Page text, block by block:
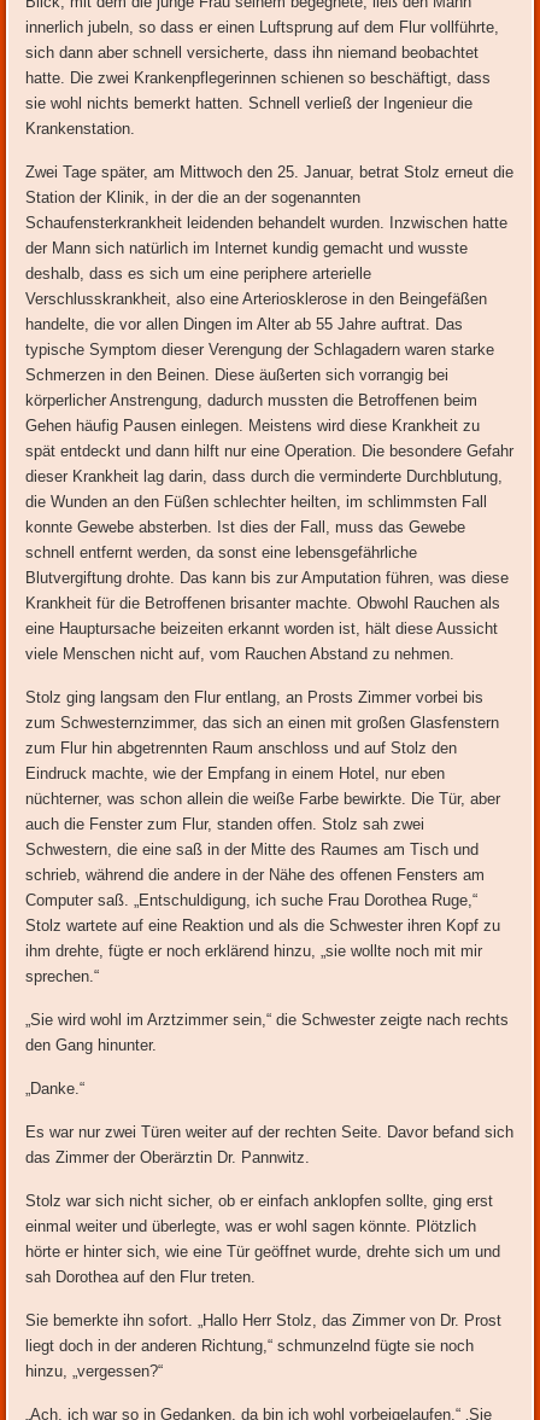
innerlich jubeln, so dass er einen Luftsprung auf dem Flur vollführte,
sich dann aber schnell versicherte, dass ihn niemand beobachtet
hatte. Die zwei Krankenpflegerinnen schienen so beschäftigt, dass
sie wohl nichts bemerkt hatten. Schnell verließ der Ingenieur die
Krankenstation.
Zwei Tage später, am Mittwoch den 25. Januar, betrat Stolz erneut die
Station der Klinik, in der die an der sogenannten
Schaufensterkrankheit leidenden behandelt wurden. Inzwischen hatte
der Mann sich natürlich im Internet kundig gemacht und wusste
deshalb, dass es sich um eine periphere arterielle
Verschlusskrankheit, also eine Arteriosklerose in den Beingefäßen
handelte, die vor allen Dingen im Alter ab 55 Jahre auftrat. Das
typische Symptom dieser Verengung der Schlagadern waren starke
Schmerzen in den Beinen. Diese äußerten sich vorrangig bei
körperlicher Anstrengung, dadurch mussten die Betroffenen beim
Gehen häufig Pausen einlegen. Meistens wird diese Krankheit zu
spät entdeckt und dann hilft nur eine Operation. Die besondere Gefahr
dieser Krankheit lag darin, dass durch die verminderte Durchblutung,
die Wunden an den Füßen schlechter heilten, im schlimmsten Fall
konnte Gewebe absterben. Ist dies der Fall, muss das Gewebe
schnell entfernt werden, da sonst eine lebensgefährliche
Blutvergiftung drohte. Das kann bis zur Amputation führen, was diese
Krankheit für die Betroffenen brisanter machte. Obwohl Rauchen als
eine Hauptursache beizeiten erkannt worden ist, hält diese Aussicht
viele Menschen nicht auf, vom Rauchen Abstand zu nehmen.
Stolz ging langsam den Flur entlang, an Prosts Zimmer vorbei bis
zum Schwesternzimmer, das sich an einen mit großen Glasfenstern
zum Flur hin abgetrennten Raum anschloss und auf Stolz den
Eindruck machte, wie der Empfang in einem Hotel, nur eben
nüchterner, was schon allein die weiße Farbe bewirkte. Die Tür, aber
auch die Fenster zum Flur, standen offen. Stolz sah zwei
Schwestern, die eine saß in der Mitte des Raumes am Tisch und
schrieb, während die andere in der Nähe des offenen Fensters am
Computer saß. „Entschuldigung, ich suche Frau Dorothea Ruge,“
Stolz wartete auf eine Reaktion und als die Schwester ihren Kopf zu
ihm drehte, fügte er noch erklärend hinzu, „sie wollte noch mit mir
sprechen.“
„Sie wird wohl im Arztzimmer sein,“ die Schwester zeigte nach rechts
den Gang hinunter.
„Danke.“
Es war nur zwei Türen weiter auf der rechten Seite. Davor befand sich
das Zimmer der Oberärztin Dr. Pannwitz.
Stolz war sich nicht sicher, ob er einfach anklopfen sollte, ging erst
einmal weiter und überlegte, was er wohl sagen könnte. Plötzlich
hörte er hinter sich, wie eine Tür geöffnet wurde, drehte sich um und
sah Dorothea auf den Flur treten.
Sie bemerkte ihn sofort. „Hallo Herr Stolz, das Zimmer von Dr. Prost
liegt doch in der anderen Richtung,“ schmunzelnd fügte sie noch
hinzu, „vergessen?“
„Ach, ich war so in Gedanken, da bin ich wohl vorbeigelaufen.“ ‚Sie